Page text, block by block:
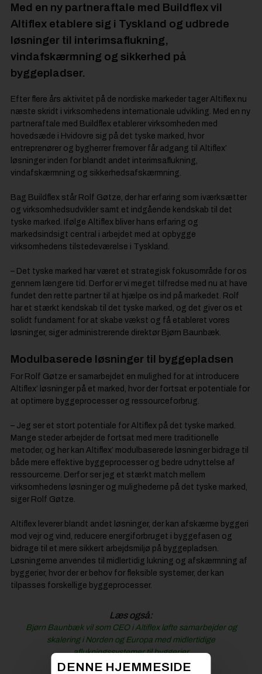
Med en ny partneraftale med Buildflex vil
Altiflex etablere sig i Tyskland og udbrede
løsninger til interimsaflukning,
vindafskærmning og sikkerhed på
byggepladser.
Efter flere års aktivitet på de nordiske markeder tager Altiflex nu
næste skridt i virksomhedens internationale udvikling. Med en ny
partneraftale med Buildflex etablerer virksomheden med
hovedsæde i Hvidovre sig på det tyske marked, hvor
entreprenører og bygherrer fremover får adgang til Altiflex’
løsninger inden for blandt andet interimsaflukning,
vindafskærmning og sikkerhedsafskærmning.
Bag Buildflex står Rolf Gøtze, der har erfaring som iværksætter
og virksomhedsudvikler samt et indgående kendskab til det
tyske marked. Ifølge Altiflex bliver hans erfaring og
markedsindsigt central i arbejdet med at opbygge
virksomhedens tilstedeværelse i Tyskland.
– Det tyske marked har været et strategisk fokusområde for os
gennem længere tid. Derfor er vi meget tilfredse med nu at have
fundet den rette partner til at hjælpe os ind på markedet. Rolf
har et stærkt kendskab til det tyske marked, og det giver os et
solidt fundament for at skabe vækst og få etableret vores
løsninger, siger administrerende direktør Bjørn Baunbæk.
Modulbaserede løsninger til byggepladsen
For Rolf Gøtze er samarbejdet en mulighed for at introducere
Altiflex’ løsninger på et marked, hvor der fortsat er potentiale for
at optimere byggeprocesser og ressourceforbrug.
– Jeg ser et stort potentiale for Altiflex på det tyske marked.
Mange steder arbejder de fortsat med mere traditionelle
metoder, og her kan Altiflex’ modulbaserede løsninger bidrage til
både mere effektive byggeprocesser og bedre udnyttelse af
ressourcerne. Derfor ser jeg et stærkt match mellem
virksomhedens løsninger og mulighederne på det tyske marked,
siger Rolf Gøtze.
Altiflex leverer blandt andet løsninger, der kan afskærme byggeri
mod vejr og vind, reducere energiforbruget i byggefasen og
bidrage til et mere sikkert arbejdsmiljø på byggepladsen.
Løsningerne anvendes til midlertidig lukning og afskærmning af
byggerier, hvor der er behov for fleksible systemer, der kan
tilpasses forskellige byggeprocesser.
Læs også:
Bjørn Baunbæk vil som CEO i Altiflex løfte samarbejder og
skalering i Norden og Europa med midlertidige
aflukningssystemer til byggerier
DENNE HJEMMESIDE